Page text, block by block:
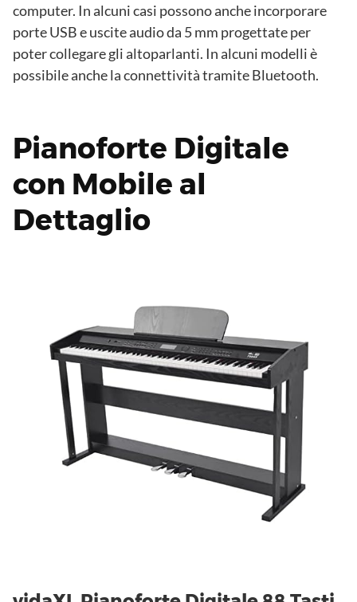
computer. In alcuni casi possono anche incorporare
porte USB e uscite audio da 5 mm progettate per
poter collegare gli altoparlanti. In alcuni modelli è
possibile anche la connettività tramite Bluetooth.
Pianoforte Digitale
con Mobile al
Dettaglio